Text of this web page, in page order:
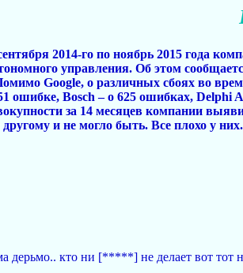
2014-го по ноябрь 2015 года
управления. Об этом
Google, о различных сбоях во
ошибке, Bosch – о 625 ошибках, Delphi
за 14 месяцев компании
и не могло быть. Все плохо у них.
дерьмо.. кто ни [*****] не делает вот тот